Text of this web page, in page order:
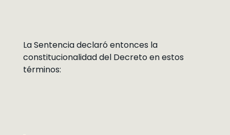
La Sentencia declaró entonces la
constitucionalidad del Decreto en estos
términos: